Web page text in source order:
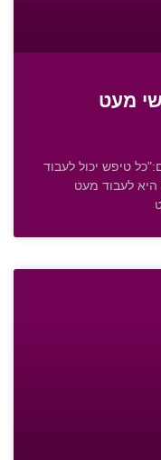
מעט
טיפש יכול לעבוד
לעבוד מעט